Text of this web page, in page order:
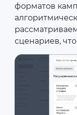
форматов
сценариев,